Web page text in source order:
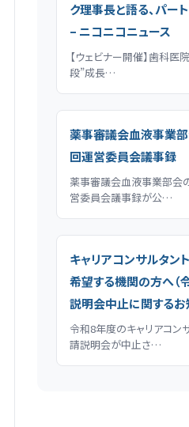
ク理事長と語る、パー
– ニコニコニュース
【ウェビナー開催】歯科医
段”成長…
薬事審議会血液事業
回運営委員会議事録
薬事審議会血液事業部会
営委員会議事録が公…
キャリアコンサルタン
希望する機関の方へ
説明会中止に関するお
令和8年度のキャリアコン
請説明会が中止さ…